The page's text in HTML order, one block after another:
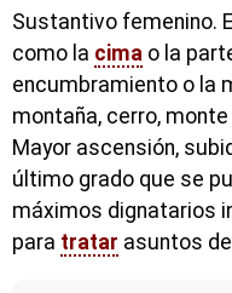
Sustantivo femenino.
como la cima o la
encumbramiento o la
montaña, cerro,
Mayor ascensión,
último grado que se
máximos dignatarios
para tratar asuntos